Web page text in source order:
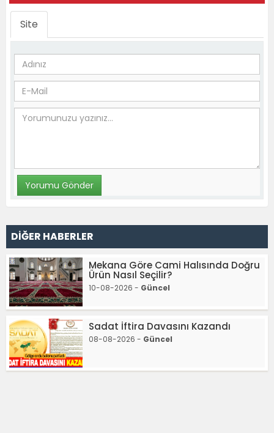
Site
DİĞER HABERLER
Mekana Göre Cami Halısında Doğru
Ürün Nasıl Seçilir?
10-08-2026 - Güncel
Sadat İftira Davasını Kazandı
08-08-2026 - Güncel